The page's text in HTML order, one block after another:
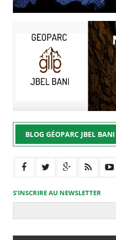
BLOG GÉOPARC JBEL BANI
S’INSCRIRE AU NEWSLETTER